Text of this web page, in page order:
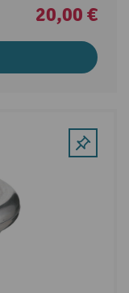
20,00 €